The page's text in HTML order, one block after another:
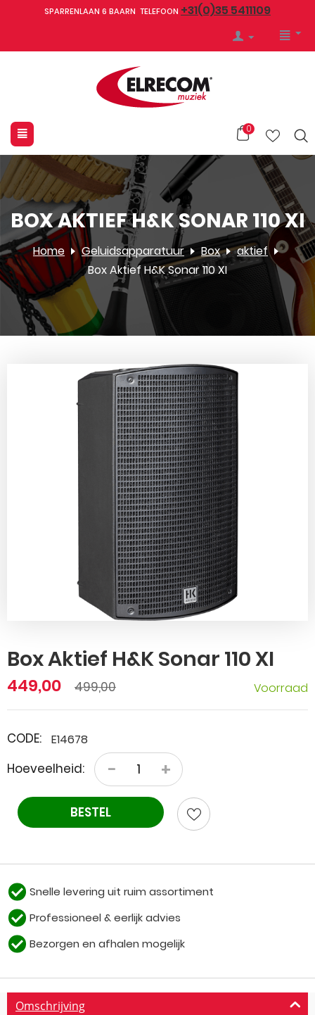
SPARRENLAAN 6 BAARN TELEFOON +31(0)35 5411109
0
BOX AKTIEF H&K SONAR 110 XI
Home Geluidsapparatuur Box
aktief
Box Aktief H&K Sonar 110 XI
Box Aktief H&K Sonar 110 XI
449,00 499,00 Voorraad
CODE: E14678
Hoeveelheid: +
−
BESTEL
Snelle levering uit ruim assortiment
Professioneel & eerlijk advies
Bezorgen en afhalen mogelijk
Omschrijving